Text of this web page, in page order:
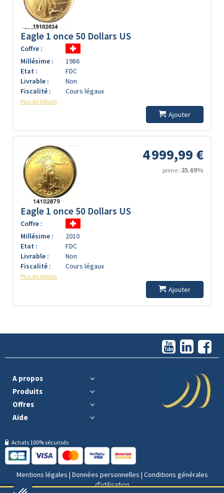
Eagle 1 once 50 Dollars US
Coffre :
Millésime :
1986
Etat :
FDC
Livrable :
Non
Fiscalité :
Cours légaux
Plus de détails
Ajouter
4 999,99 €
prime : 35.69%
Eagle 1 once 50 Dollars US
Coffre :
Millésime :
2010
Etat :
FDC
Livrable :
Non
Fiscalité :
Cours légaux
Plus de détails
Ajouter
A propos
Produits
Offres
Aide
Achats 100% sécurisés
Mentions légales | Données personnelles | Conditions générales
d'utilisation